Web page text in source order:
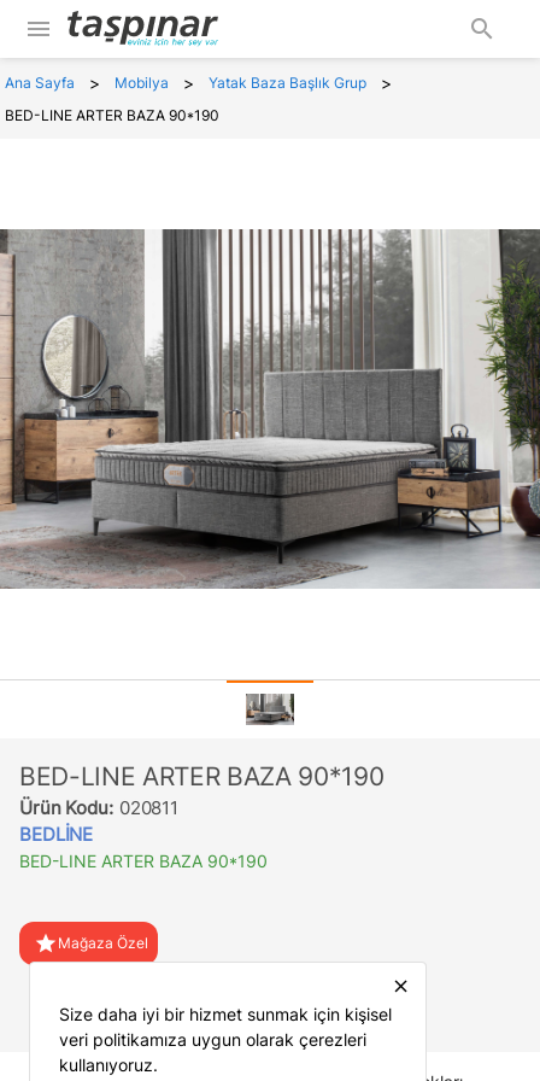
menu search
Ana Sayfa > Mobilya > Yatak Baza Başlık Grup >
BED-LINE ARTER BAZA 90*190
BED-LINE ARTER BAZA 90*190
Ürün Kodu: 020811
BEDLİNE
BED-LINE ARTER BAZA 90*190
star Mağaza Özel
close
Size daha iyi bir hizmet sunmak için kişisel
veri politikamıza uygun olarak çerezleri
kullanıyoruz.